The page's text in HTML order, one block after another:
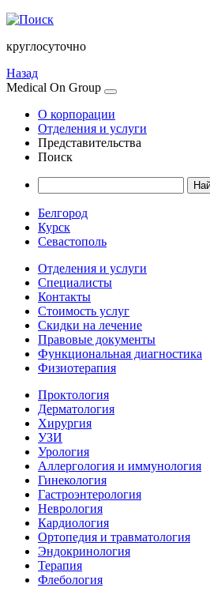
круглосуточно
Назад
Medical On Group
О корпорации
Отделения и услуги
Представительства
Поиск
Белгород
Курск
Севастополь
Отделения и услуги
Специалисты
Контакты
Стоимость услуг
Скидки на лечение
Правовые документы
Функциональная диагностика
Физиотерапия
Проктология
Дерматология
Хирургия
УЗИ
Урология
Аллергология и иммунология
Гинекология
Гастроэнтерология
Неврология
Кардиология
Ортопедия и травматология
Эндокринология
Терапия
Флебология